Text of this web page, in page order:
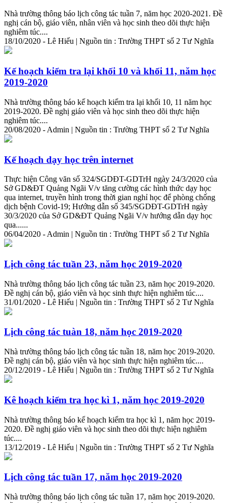
Nhà trường thông báo lịch công tác tuần 7, năm học 2020-2021. Đề
nghị cán bộ, giáo viên, nhân viên và học sinh theo dõi thực hiện
nghiêm túc....
18/10/2020 - Lê Hiếu | Nguồn tin : Trường THPT số 2 Tư Nghĩa
Kế hoạch kiểm tra lại khối 10 và khối 11, năm học
2019-2020
Nhà trường thông báo kế hoạch kiểm tra lại khối 10, 11 năm học
2019-2020. Đề nghị giáo viên và học sinh theo dõi thực hiện
nghiêm túc....
20/08/2020 - Admin | Nguồn tin : Trường THPT số 2 Tư Nghĩa
Kế hoạch dạy học trên internet
Thực hiện Công văn số 324/SGDĐT-GDTrH ngày 24/3/2020 của
Sở GD&ĐT Quảng Ngãi V/v tăng cường các hình thức dạy học
qua internet, truyền hình trong thời gian nghỉ học để phòng chống
dịch bệnh Covid-19; Hướng dẫn số 345/SGDĐT-GDTrH ngày
30/3/2020 của Sở GD&ĐT Quảng Ngãi V/v hướng dẫn dạy học
qua......
06/04/2020 - Admin | Nguồn tin : Trường THPT số 2 Tư Nghĩa
Lịch công tác tuần 23, năm học 2019-2020
Nhà trường thông báo lịch công tác tuần 23, năm học 2019-2020.
Đề nghị cán bộ, giáo viên và học sinh thực hiện nghiêm túc....
31/01/2020 - Lê Hiếu | Nguồn tin : Trường THPT số 2 Tư Nghĩa
Lịch công tác tuàn 18, năm học 2019-2020
Nhà trường thông báo lịch công tác tuần 18, năm học 2019-2020.
Đề nghị cán bộ, giáo viên và học sinh thực hiện nghiêm túc....
20/12/2019 - Lê Hiếu | Nguồn tin : Trường THPT số 2 Tư Nghĩa
Kê hoạch kiểm tra học kì 1, năm học 2019-2020
Nhà trường thông báo kế hoạch kiểm tra học kì 1, năm học 2019-
2020. Đề nghị giáo viên và học sinh theo dõi thực hiện nghiêm
túc....
13/12/2019 - Lê Hiếu | Nguồn tin : Trường THPT số 2 Tư Nghĩa
Lịch công tác tuần 17, năm học 2019-2020
Nhà trường thông báo lịch công tác tuần 17, năm học 2019-2020.